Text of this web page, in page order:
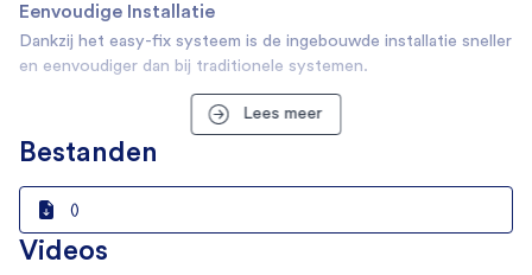
Merk
IndelB
12/24 Volt
Energieverbruik
38 Watt
Eenvoudige Installatie
Dankzij het easy-fix systeem is de ingebouwde installatie sneller
en eenvoudiger dan bij traditionele systemen.
Lees meer
Bestanden
()
Videos